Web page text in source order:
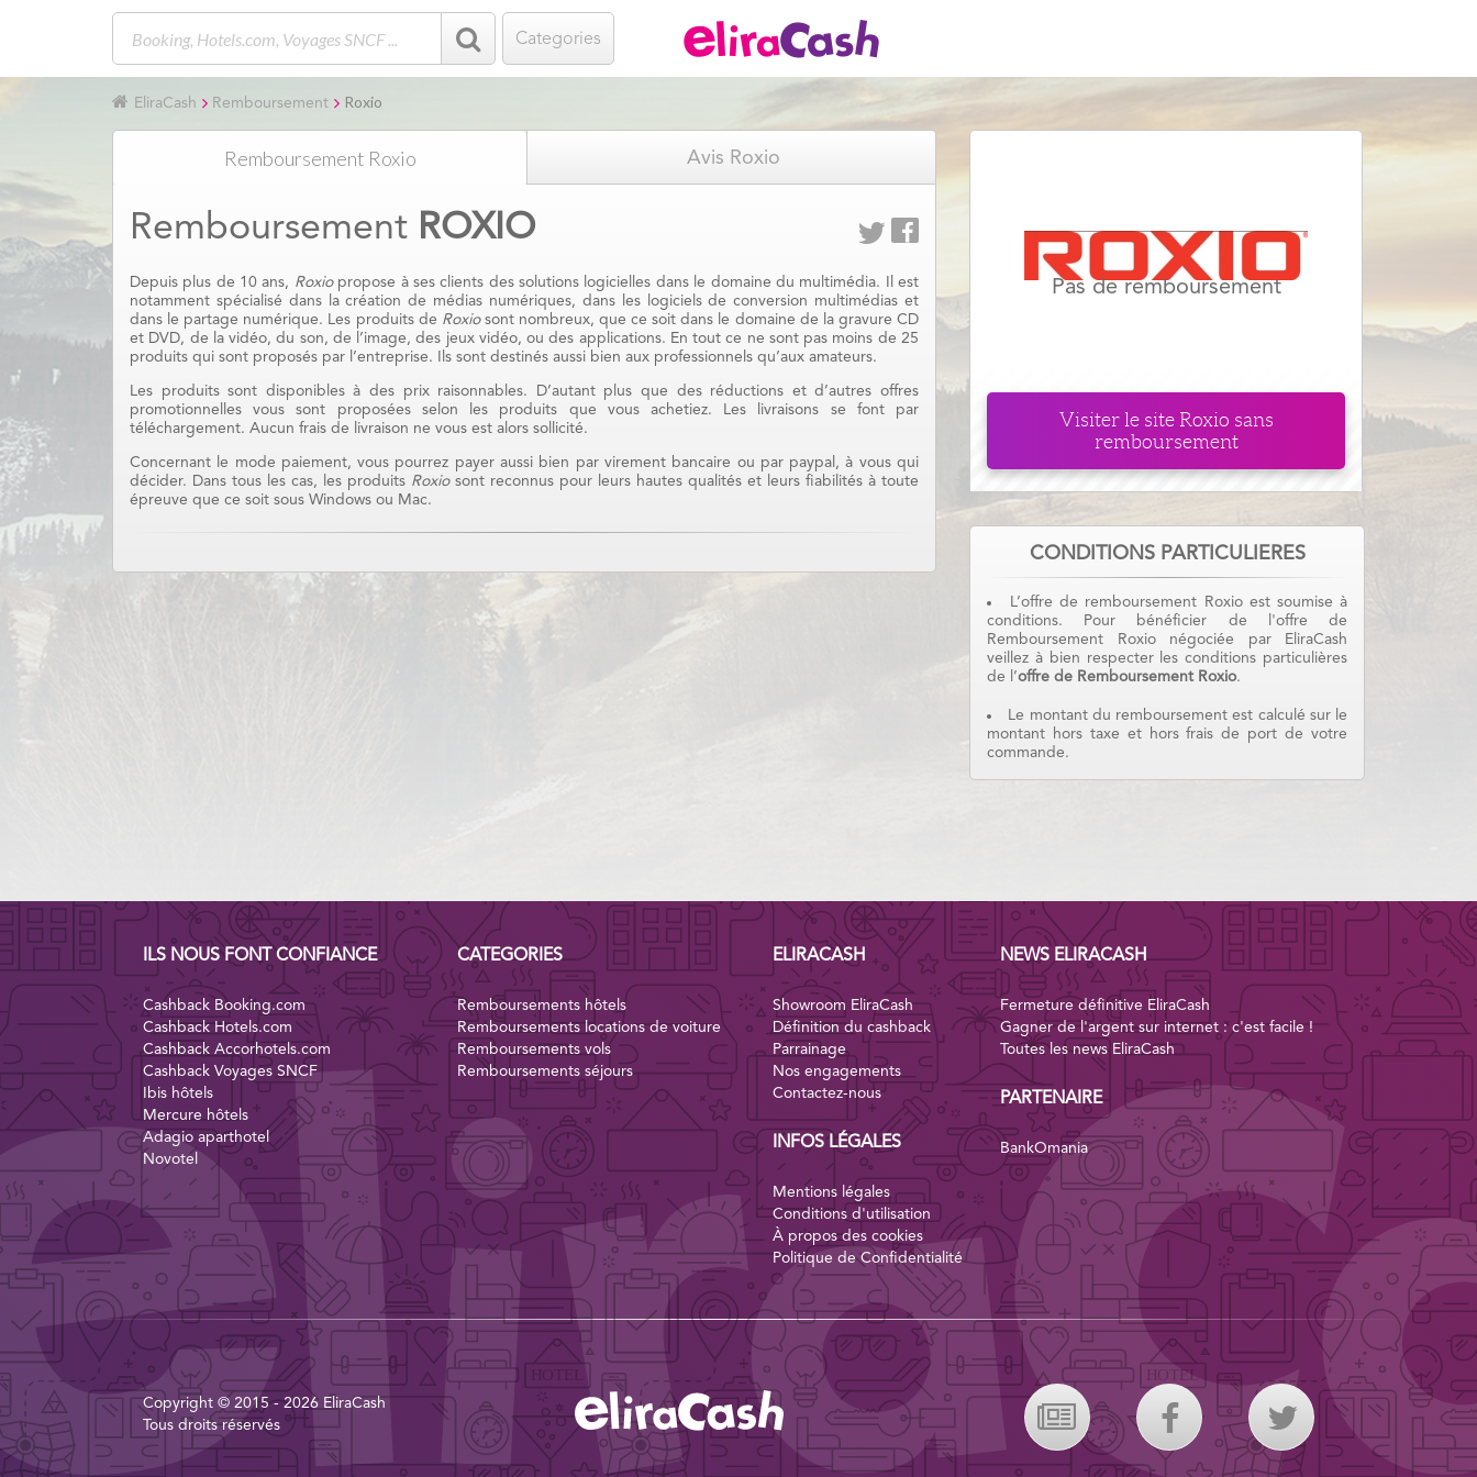
Categories
EliraCash Remboursement Roxio
Pas de remboursement
Visiter le site Roxio sans
remboursement
CONDITIONS PARTICULIERES
L’offre de remboursement Roxio est soumise à
conditions. Pour bénéficier de l'offre de
Remboursement Roxio négociée par EliraCash
veillez à bien respecter les conditions particulières
de l’offre de Remboursement Roxio.
Le montant du remboursement est calculé sur le
montant hors taxe et hors frais de port de votre
commande.
Remboursement Roxio Avis Roxio
Remboursement ROXIO
Depuis plus de 10 ans, Roxiopropose à ses clients des solutions logicielles dans le domaine du multimédia. Il est
notamment spécialisé dans la création de médias numériques, dans les logiciels de conversion multimédias et
dans le partage numérique. Les produits de Roxiosont nombreux, que ce soit dans le domaine de la gravure CD
et DVD, de la vidéo, du son, de l’image, des jeux vidéo, ou des applications. En tout ce ne sont pas moins de 25
produits qui sont proposés par l’entreprise. Ils sont destinés aussi bien aux professionnels qu’aux amateurs.
Les produits sont disponibles à des prix raisonnables. D’autant plus que des réductions et d’autres offres
promotionnelles vous sont proposées selon les produits que vous achetiez. Les livraisons se font par
téléchargement. Aucun frais de livraison ne vous est alors sollicité.
Concernant le mode paiement, vous pourrez payer aussi bien par virement bancaire ou par paypal, à vous qui
décider. Dans tous les cas, les produits Roxiosont reconnus pour leurs hautes qualités et leurs fiabilités à toute
épreuve que ce soit sous Windows ou Mac.
ILS NOUS FONT CONFIANCE
Cashback Booking.com
Cashback Hotels.com
Cashback Accorhotels.com
Cashback Voyages SNCF
Ibis hôtels
Mercure hôtels
Adagio aparthotel
Novotel
CATEGORIES
Remboursements hôtels
Remboursements locations de voiture
Remboursements vols
Remboursements séjours
ELIRACASH
Showroom EliraCash
Définition du cashback
Parrainage
Nos engagements
Contactez-nous
INFOS LÉGALES
Mentions légales
Conditions d'utilisation
À propos des cookies
Politique de Confidentialité
NEWS ELIRACASH
Fermeture définitive EliraCash
Gagner de l'argent sur internet : c'est facile !
Toutes les news EliraCash
PARTENAIRE
BankOmania
Copyright © 2015 - 2026 EliraCash
Tous droits réservés